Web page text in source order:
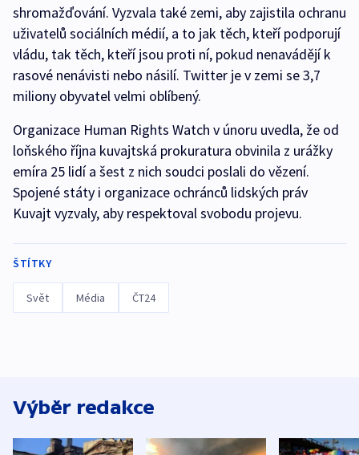
shromažďování. Vyzvala také zemi, aby zajistila ochranu
uživatelů sociálních médií, a to jak těch, kteří podporují
vládu, tak těch, kteří jsou proti ní, pokud nenavádějí k
rasové nenávisti nebo násilí. Twitter je v zemi se 3,7
miliony obyvatel velmi oblíbený.
Organizace Human Rights Watch v únoru uvedla, že od
loňského října kuvajtská prokuratura obvinila z urážky
emíra 25 lidí a šest z nich soudci poslali do vězení.
Spojené státy i organizace ochránců lidských práv
Kuvajt vyzvaly, aby respektoval svobodu projevu.
ŠTÍTKY
Svět Média ČT24
Výběr redakce